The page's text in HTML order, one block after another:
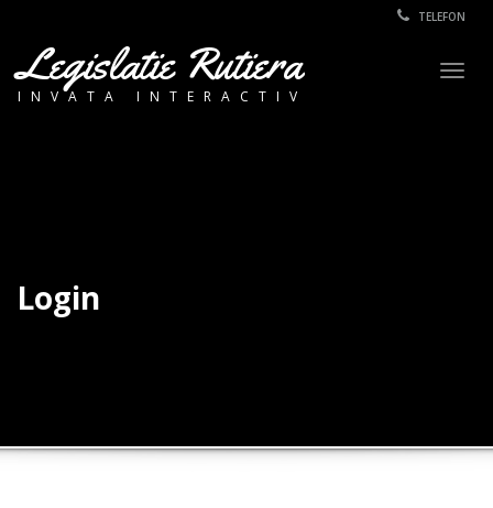
TELEFON
Legislatie Rutiera
INVATA INTERACTIV
Login